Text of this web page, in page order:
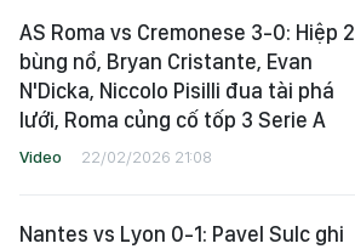
AS Roma vs Cremonese 3-0: Hiệp 2
bùng nổ, Bryan Cristante, Evan
N'Dicka, Niccolo Pisilli đua tài phá
lưới, Roma củng cố tốp 3 Serie A
Video 22/02/2026 21:08
Nantes vs Lyon 0-1: Pavel Sulc ghi